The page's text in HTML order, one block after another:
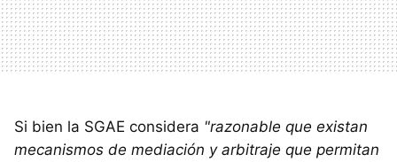
Si bien la SGAE considera "razonable que existan
mecanismos de mediación y arbitraje que permitan